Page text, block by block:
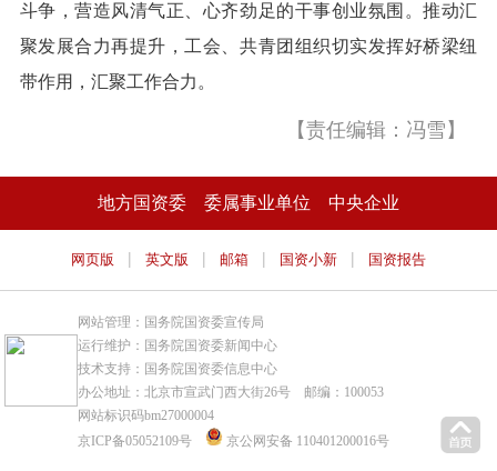
斗争，营造风清气正、心齐劲足的干事创业氛围。推动汇
聚发展合力再提升，工会、共青团组织切实发挥好桥梁纽
带作用，汇聚工作合力。
【责任编辑：冯雪】
地方国资委 委属事业单位 中央企业
网页版 | 英文版 | 邮箱 | 国资小新 | 国资报告
网站管理：国务院国资委宣传局
运行维护：国务院国资委新闻中心
技术支持：国务院国资委信息中心
办公地址：北京市宣武门西大街26号 邮编：100053
网站标识码bm27000004
京ICP备05052109号
京公网安备 110401200016号